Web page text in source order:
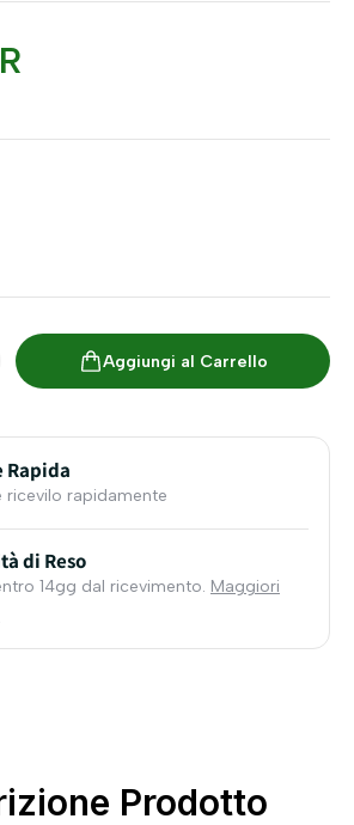
Aggiungi al Carrello
Rapida
ricevilo rapidamente
di Reso
14gg dal ricevimento. Maggiori
Prodotto